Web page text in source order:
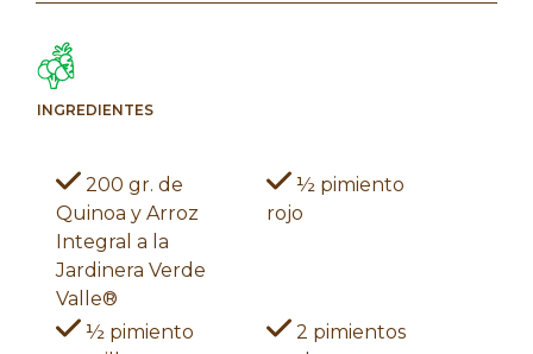
INGREDIENTES
200 gr. de
Quinoa y Arroz
Integral a la
Jardinera Verde
Valle®
½ pimiento
rojo
½ pimiento
2 pimientos